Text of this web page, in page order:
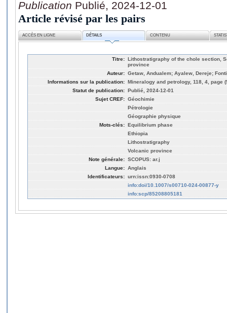
Publication Publié, 2024-12-01
Article révisé par les pairs
ACCÈS EN LIGNE DÉTAILS CONTENU
Titre: Lithostratigraphy of the chole section,
province
Auteur: Getaw, Andualem; Ayalew, Dereje;
Informations sur la publication: Mineralogy and petrology, 118, 4, page
Statut de publication: Publié, 2024-12-01
Sujet CREF: Géochimie
Pétrologie
Géographie physique
Mots-clés: Equilibrium phase
Ethiopia
Lithostratigraphy
Volcanic province
Note générale: SCOPUS: ar.j
Langue: Anglais
Identificateurs: urn:issn:0930-0708
info:doi/10.1007/s00710-024-00877-y
info:scp/85208805181